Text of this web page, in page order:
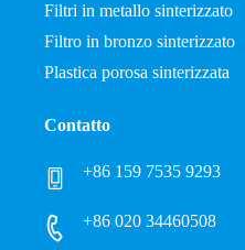
Filtri in metallo sinterizzato
Filtro in bronzo sinterizzato
Plastica porosa sinterizzata
Contatto
+86 159 7535 9293
+86 020 34460508